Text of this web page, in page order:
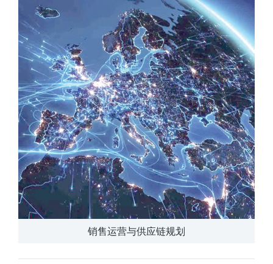
销售运营与供应链规划